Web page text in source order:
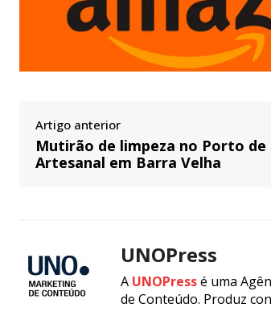
Artigo anterior
Mutirão de limpeza no Porto de
Artesanal em Barra Velha
UNOPress
A UNOPressé uma
de Conteúdo. Produz